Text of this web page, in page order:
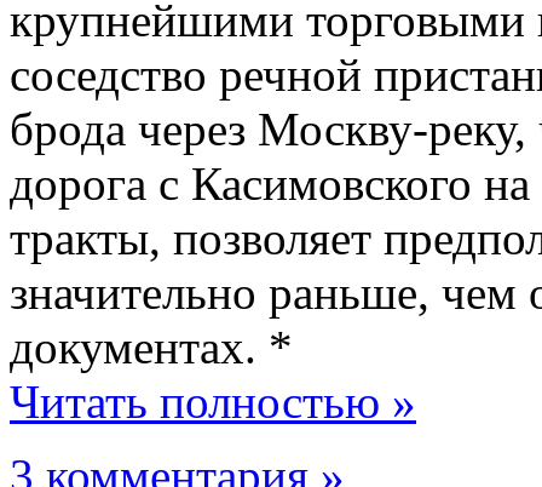
крупнейшими торговыми
соседство речной
брода через Москву-
дорога с Касимовского
тракты, позволяет
значительно раньше,
документах. *
Читать полностью »
3 комментария »